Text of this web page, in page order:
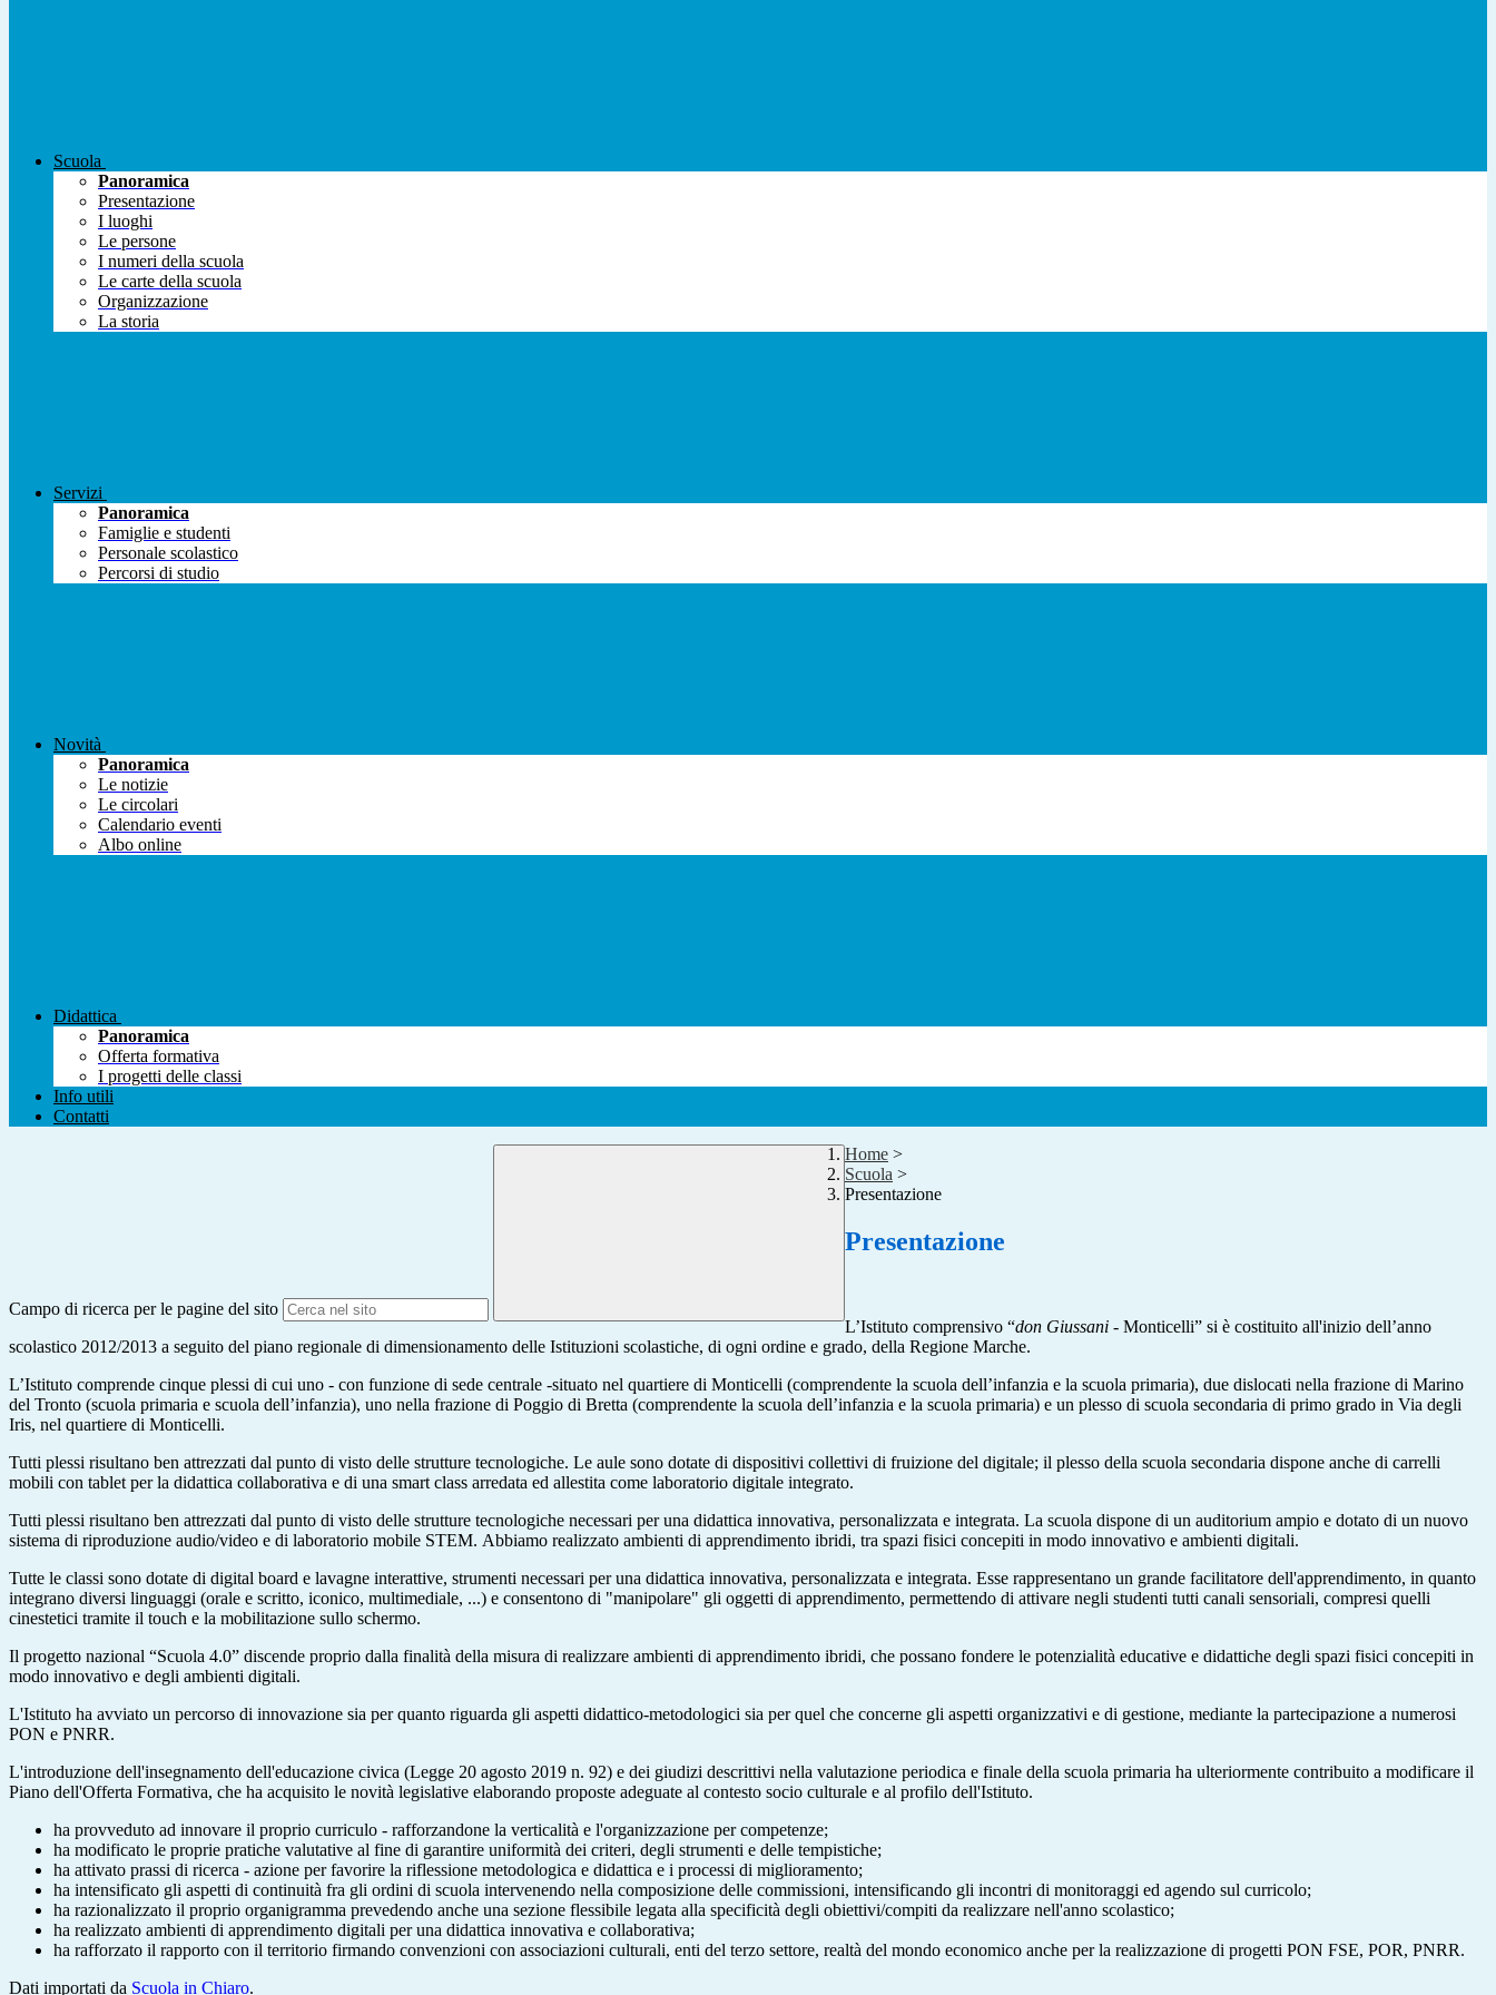
Scuola
Panoramica
Presentazione
I luoghi
Le persone
I numeri della scuola
Le carte della scuola
Organizzazione
La storia
Servizi
Panoramica
Famiglie e studenti
Personale scolastico
Percorsi di studio
Novità
Panoramica
Le notizie
Le circolari
Calendario eventi
Albo online
Didattica
Panoramica
Offerta formativa
I progetti delle classi
Info utili
Contatti
Campo di ricerca per le pagine del sito
Home >
Scuola >
Presentazione
Presentazione
L’Istituto comprensivo “don Giussani - Monticelli” si è costituito all'inizio dell’anno
scolastico 2012/2013 a seguito del piano regionale di dimensionamento delle Istituzioni scolastiche, di ogni ordine e grado, della Regione Marche.
L’Istituto comprende cinque plessi di cui uno - con funzione di sede centrale -situato nel quartiere di Monticelli (comprendente la scuola dell’infanzia e la scuola primaria), due dislocati nella frazione di Marino
del Tronto (scuola primaria e scuola dell’infanzia), uno nella frazione di Poggio di Bretta (comprendente la scuola dell’infanzia e la scuola primaria) e un plesso di scuola secondaria di primo grado in Via degli
Iris, nel quartiere di Monticelli.
Tutti plessi risultano ben attrezzati dal punto di visto delle strutture tecnologiche. Le aule sono dotate di dispositivi collettivi di fruizione del digitale; il plesso della scuola secondaria dispone anche di carrelli
mobili con tablet per la didattica collaborativa e di una smart class arredata ed allestita come laboratorio digitale integrato.
Tutti plessi risultano ben attrezzati dal punto di visto delle strutture tecnologiche necessari per una didattica innovativa, personalizzata e integrata. La scuola dispone di un auditorium ampio e dotato di un nuovo
sistema di riproduzione audio/video e di laboratorio mobile STEM. Abbiamo realizzato ambienti di apprendimento ibridi, tra spazi fisici concepiti in modo innovativo e ambienti digitali.
Tutte le classi sono dotate di digital board e lavagne interattive, strumenti necessari per una didattica innovativa, personalizzata e integrata. Esse rappresentano un grande facilitatore dell'apprendimento, in quanto
integrano diversi linguaggi (orale e scritto, iconico, multimediale, ...) e consentono di "manipolare" gli oggetti di apprendimento, permettendo di attivare negli studenti tutti canali sensoriali, compresi quelli
cinestetici tramite il touch e la mobilitazione sullo schermo.
Il progetto nazional “Scuola 4.0” discende proprio dalla finalità della misura di realizzare ambienti di apprendimento ibridi, che possano fondere le potenzialità educative e didattiche degli spazi fisici concepiti in
modo innovativo e degli ambienti digitali.
L'Istituto ha avviato un percorso di innovazione sia per quanto riguarda gli aspetti didattico-metodologici sia per quel che concerne gli aspetti organizzativi e di gestione, mediante la partecipazione a numerosi
PON e PNRR.
L'introduzione dell'insegnamento dell'educazione civica (Legge 20 agosto 2019 n. 92) e dei giudizi descrittivi nella valutazione periodica e finale della scuola primaria ha ulteriormente contribuito a modificare il
Piano dell'Offerta Formativa, che ha acquisito le novità legislative elaborando proposte adeguate al contesto socio culturale e al profilo dell'Istituto.
ha provveduto ad innovare il proprio curriculo - rafforzandone la verticalità e l'organizzazione per competenze;
ha modificato le proprie pratiche valutative al fine di garantire uniformità dei criteri, degli strumenti e delle tempistiche;
ha attivato prassi di ricerca - azione per favorire la riflessione metodologica e didattica e i processi di miglioramento;
ha intensificato gli aspetti di continuità fra gli ordini di scuola intervenendo nella composizione delle commissioni, intensificando gli incontri di monitoraggi ed agendo sul curricolo;
ha razionalizzato il proprio organigramma prevedendo anche una sezione flessibile legata alla specificità degli obiettivi/compiti da realizzare nell'anno scolastico;
ha realizzato ambienti di apprendimento digitali per una didattica innovativa e collaborativa;
ha rafforzato il rapporto con il territorio firmando convenzioni con associazioni culturali, enti del terzo settore, realtà del mondo economico anche per la realizzazione di progetti PON FSE, POR, PNRR.
Dati importati da Scuola in Chiaro.